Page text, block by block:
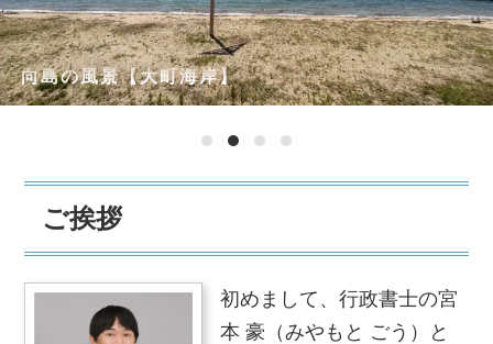
向島の風景【大町海岸】
1 2 3
ご挨拶
初めまして、行政書士の宮
本 豪（みやもと ごう）と